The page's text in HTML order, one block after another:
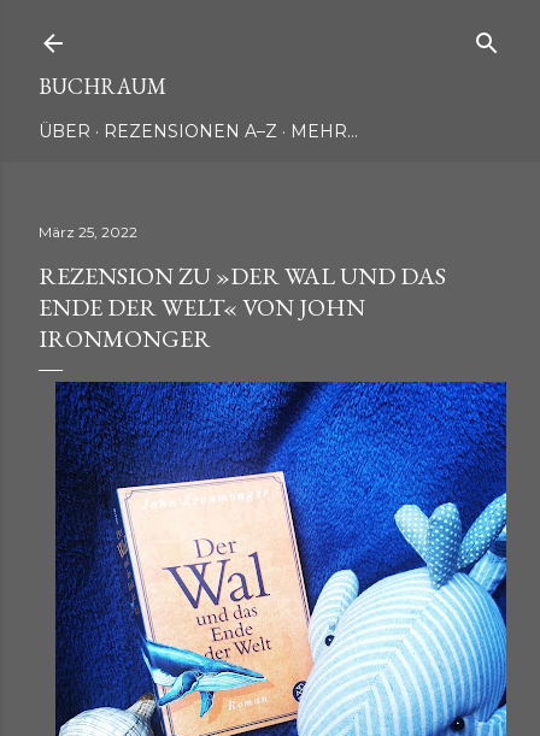
BUCHRAUM
ÜBER REZENSIONEN A–Z MEHR…
März 25, 2022
REZENSION ZU »DER WAL UND DAS
ENDE DER WELT« VON JOHN
IRONMONGER